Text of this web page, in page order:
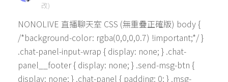
改)
NONOLIVE 直播聊天室 CSS (無重疊正確版) body {
/*background-color: rgba(0,0,0,0.7) !important;*/ }
.chat-panel-input-wrap { display: none; } .chat-
panel__footer { display: none; } .send-msg-btn {
display: none; } .chat-panel { padding: 0; } .msg-